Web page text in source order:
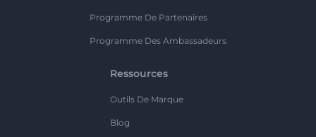
Programme De Partenaires
Programme Des Ambassadeurs
Ressources
Outils De Marque
Blog